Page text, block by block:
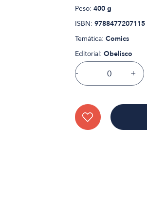
Peso: 400 g
ISBN: 9788477207115
Temática: Comics
Editorial: Obelisco
- +